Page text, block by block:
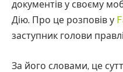
документів у своєму
Дію. Про це розповів у
заступник голови
За його словами, це